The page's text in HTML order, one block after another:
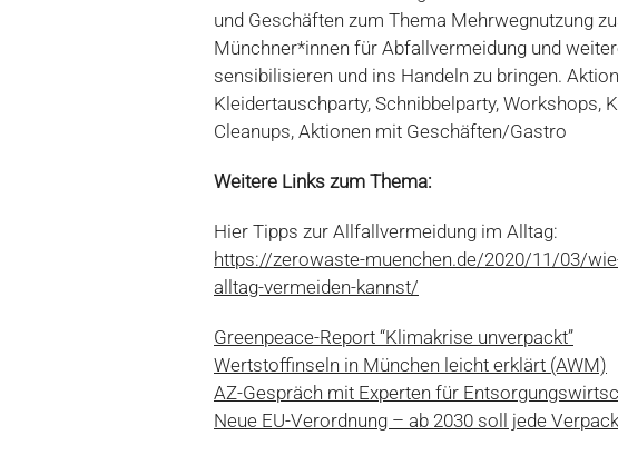
und Geschäften zum Thema Mehrwegnutzung
Münchner*innen für Abfallvermeidung und
sensibilisieren und ins Handeln zu bringen.
Kleidertauschparty, Schnibbelparty, Workshops,
Cleanups, Aktionen mit Geschäften/Gastro
Weitere Links zum Thema:
Hier Tipps zur Allfallvermeidung im Alltag:
https://zerowaste-muenchen.de/2020/11/03/
alltag-vermeiden-kannst/
Greenpeace-Report “Klimakrise unverpackt”
Wertstoffinseln in München leicht erklärt (AWM)
AZ-Gespräch mit Experten für
Neue EU-Verordnung – ab 2030 soll jede